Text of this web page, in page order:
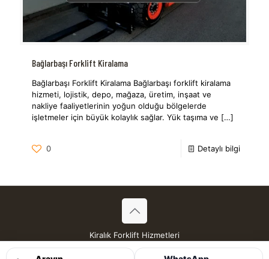
Bağlarbaşı Forklift Kiralama
Bağlarbaşı Forklift Kiralama Bağlarbaşı forklift kiralama
hizmeti, lojistik, depo, mağaza, üretim, inşaat ve
nakliye faaliyetlerinin yoğun olduğu bölgelerde
işletmeler için büyük kolaylık sağlar. Yük taşıma ve […]
0 Detaylı bilgi
Kiralık Forklift Hizmetleri
Tüm Hakları Saklıdır © 2026